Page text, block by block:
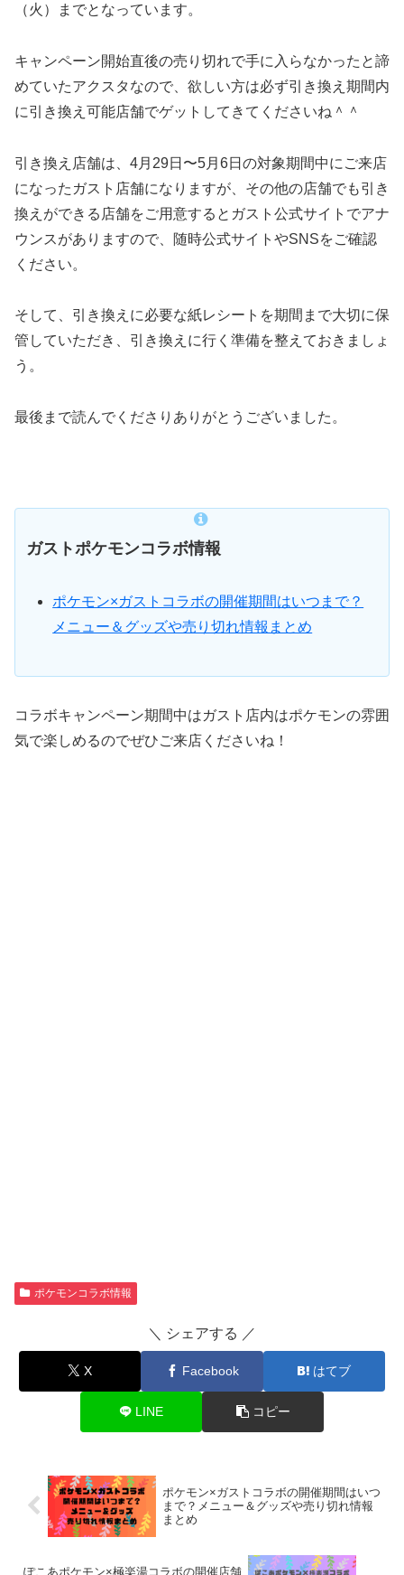
（火）までとなっています。
キャンペーン開始直後の売り切れで手に入らなかったと諦
めていたアクスタなので、欲しい方は必ず引き換え期間内
に引き換え可能店舗でゲットしてきてくださいね＾＾
引き換え店舗は、4月29日〜5月6日の対象期間中にご来店
になったガスト店舗になりますが、その他の店舗でも引き
換えができる店舗をご用意するとガスト公式サイトでアナ
ウンスがありますので、随時公式サイトやSNSをご確認
ください。
そして、引き換えに必要な紙レシートを期間まで大切に保
管していただき、引き換えに行く準備を整えておきましょ
う。
最後まで読んでくださりありがとうございました。
ガストポケモンコラボ情報
ポケモン×ガストコラボの開催期間はいつまで？
メニュー＆グッズや売り切れ情報まとめ
コラボキャンペーン期間中はガスト店内はポケモンの雰囲
気で楽しめるのでぜひご来店くださいね！
ポケモンコラボ情報
＼ シェアする ／
X Facebook はてブ
LINE コピー
ポケモン×ガストコラボの開催期間はいつ
まで？メニュー＆グッズや売り切れ情報
まとめ
ぽこあポケモン×極楽湯コラボの開催店舗